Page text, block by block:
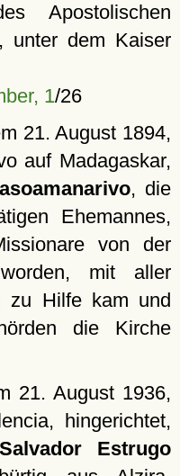
Apostolischen
unter dem Kaiser
1/26
21. August 1894,
auf Madagaskar,
, die
Ehemannes,
von der
mit aller
zu Hilfe kam und
die Kirche
21. August 1936,
hingerichtet,
Salvador Estrugo